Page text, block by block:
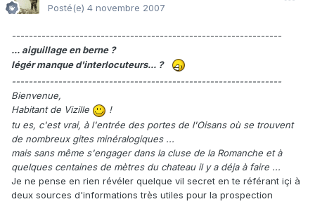
Posté(e) 4 novembre 2007
----------------------------------------------------------------
... aiguillage en berne ?
légér manque d'interlocuteurs... ?
----------------------------------------------------------------
Bienvenue,
Habitant de Vizille
!
tu es, c'est vrai, à l'entrée des portes de l'Oisans où se trouvent
de nombreux gites minéralogiques ...
mais sans même s'engager dans la cluse de la Romanche et à
quelques centaines de mètres du chateau il y a déja à faire ...
Je ne pense en rien révéler quelque vil secret en te référant içi à
deux sources d'informations très utiles pour la prospection